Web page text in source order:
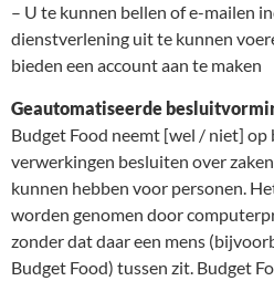
– U te kunnen bellen of e-mailen
dienstverlening uit te kunnen
bieden een account aan te maken
Geautomatiseerde
Budget Food neemt [wel / niet] op
verwerkingen besluiten over
kunnen hebben voor personen.
worden genomen door
zonder dat daar een mens
Budget Food) tussen zit. Budget